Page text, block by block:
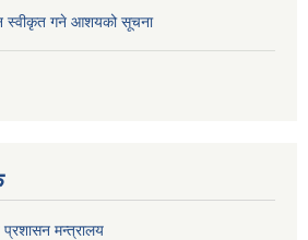
स्वीकृत गने आशयको सूचना
प्रशासन मन्त्रालय